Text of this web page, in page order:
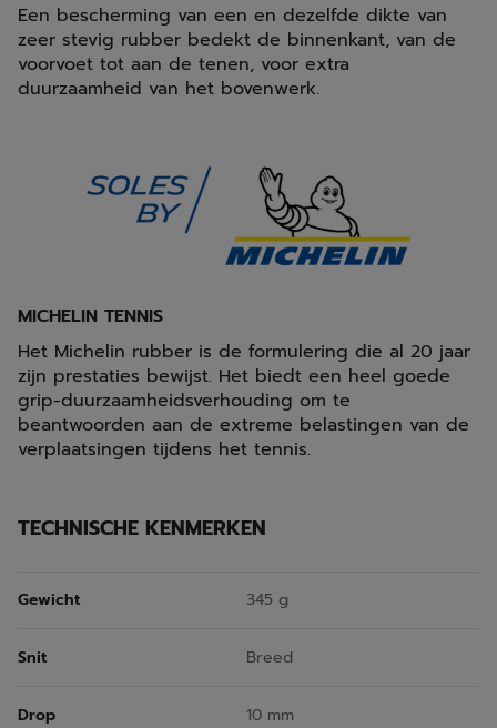
Een bescherming van een en dezelfde dikte van
zeer stevig rubber bedekt de binnenkant, van de
voorvoet tot aan de tenen, voor extra
duurzaamheid van het bovenwerk.
MICHELIN TENNIS
Het Michelin rubber is de formulering die al 20 jaar
zijn prestaties bewijst. Het biedt een heel goede
grip-duurzaamheidsverhouding om te
beantwoorden aan de extreme belastingen van de
verplaatsingen tijdens het tennis.
TECHNISCHE KENMERKEN
Gewicht 345 g
Snit Breed
Drop 10 mm